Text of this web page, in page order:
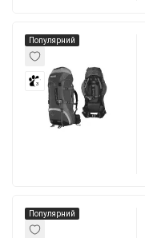
Популярний
3
Популярний